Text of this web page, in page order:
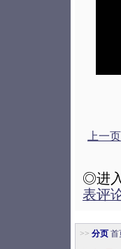
上一
◎进
表评
>> 分页 首